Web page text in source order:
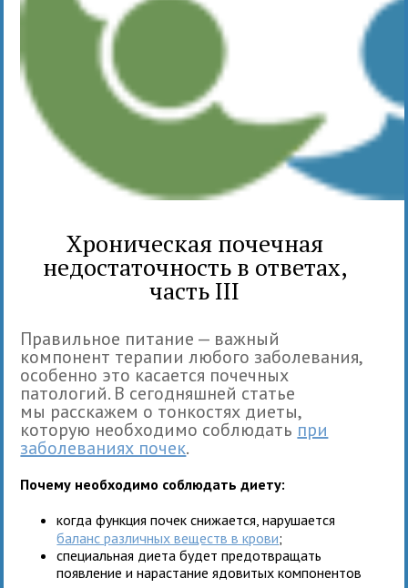
Хроническая почечная
недостаточность в ответах,
часть III
Правильное питание — важный
компонент терапии любого заболевания,
особенно это касается почечных
патологий. В сегодняшней статье
мы расскажем о тонкостях диеты,
которую необходимо соблюдать при
заболеваниях почек.
Почему необходимо соблюдать диету:
когда функция почек снижается, нарушается
баланс различных веществ в крови;
специальная диета будет предотвращать
появление и нарастание ядовитых компонентов